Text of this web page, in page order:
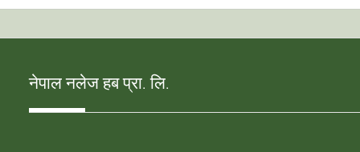
नेपाल नलेज हब प्रा. लि.